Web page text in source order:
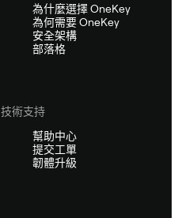
為什麼選擇 OneKey
為何需要 OneKey
安全架構
部落格
技術支持
幫助中心
提交工單
韌體升級